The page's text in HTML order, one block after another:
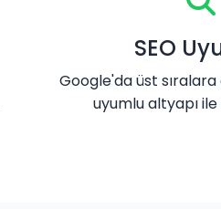
SEO
Google'da üst sıralara
uyumlu altyapı